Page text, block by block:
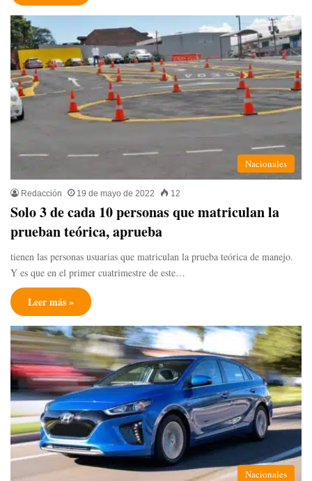
Nacionales
Redacción 19 de mayo de 2022 12
Solo 3 de cada 10 personas que matriculan la
prueban teórica, aprueba
tienen las personas usuarias que matriculan la prueba teórica de manejo.
Y es que en el primer cuatrimestre de este…
Leer más »
Nacionales